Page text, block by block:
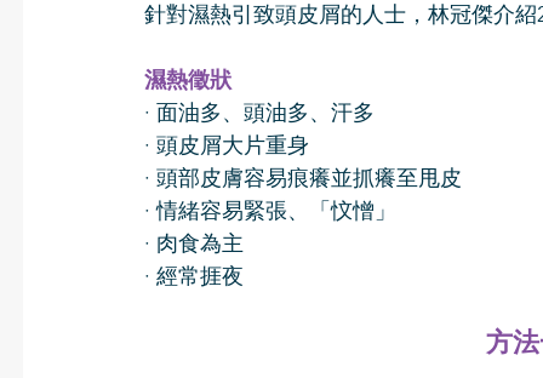
針對濕熱引致頭皮屑的人士，林冠傑介紹
濕熱徵狀
· 面油多、頭油多、汗多
· 頭皮屑大片重身
· 頭部皮膚容易痕癢並抓癢至甩皮
· 情緒容易緊張、「忟憎」
· 肉食為主
· 經常捱夜
方